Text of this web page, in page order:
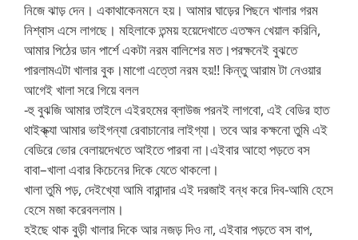
নিজে ঝাড় দেন। একাথাকেনমনে হয়। আমার ঘাড়ের পিছনে খালার গরম
নিশ্বাস এসে লাগছে। মহিলাকে তন্ময় হয়েদেখাতে এতক্ষন খেয়াল করিনি,
আমার পিঠের ডান পার্শে একটা নরম বালিশের মত।পরক্ষনেই বুঝতে
পারলামএটা খালার বুক।মাগো এত্তো নরম হয়!! কিন্তু আরাম টা নেওয়ার
আগেই খালা সরে গিয়ে বলল
-হু বুঝজি আমার তাইলে এইরহমের ব্লাউজ পরনই লাগবো, এই বেডির হাত
থাইক্ক্যা আমার ভাইগন্যা রেবাচানোর লাইগ্যা। তবে আর কক্ষনো তুমি এই
বেডিরে ভোর বেলায়দেখতে আইতে পারবা না।এইবার আহো পড়তে বস
বাবা–খালা এবার কিচেনের দিকে যেতে থাকলো।
খালা তুমি পড়, দেইখ্যো আমি বারান্দার এই দরজাই বন্ধ করে দিব-আমি হেসে
হেসে মজা করেবললাম।
হইছে থাক বুড়ী খালার দিকে আর নজড় দিও না, এইবার পড়তে বস বাপ,